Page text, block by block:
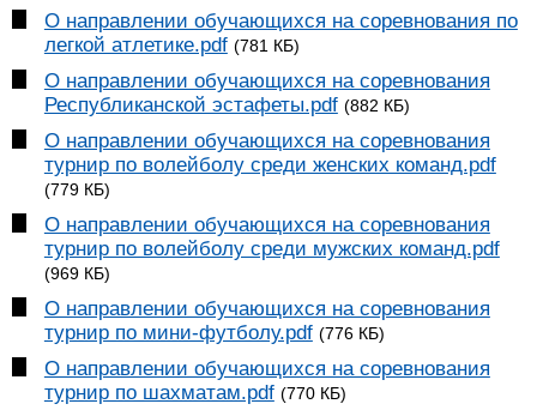
О направлении обучающихся на соревнования по
легкой атлетике.pdf (781 КБ)
О направлении обучающихся на соревнования
Республиканской эстафеты.pdf (882 КБ)
О направлении обучающихся на соревнования
турнир по волейболу среди женских команд.pdf
(779 КБ)
О направлении обучающихся на соревнования
турнир по волейболу среди мужских команд.pdf
(969 КБ)
О направлении обучающихся на соревнования
турнир по мини-футболу.pdf (776 КБ)
О направлении обучающихся на соревнования
турнир по шахматам.pdf (770 КБ)